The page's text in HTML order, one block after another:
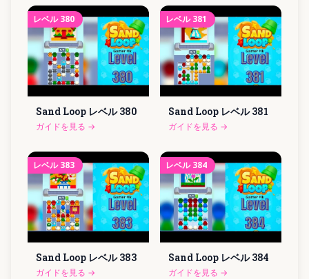
レベル 380
Sand Loop レベル 380
ガイドを見る →
レベル 381
Sand Loop レベル 381
ガイドを見る →
レベル 383
Sand Loop レベル 383
ガイドを見る →
レベル 384
Sand Loop レベル 384
ガイドを見る →